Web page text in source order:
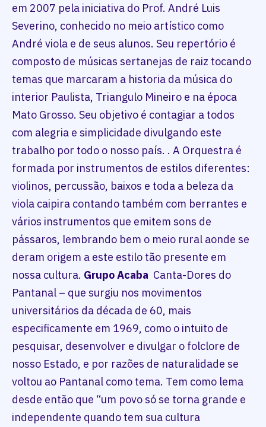
em 2007 pela iniciativa do Prof. André Luis
Severino, conhecido no meio artístico como
André viola e de seus alunos. Seu repertório é
composto de músicas sertanejas de raiz tocando
temas que marcaram a historia da música do
interior Paulista, Triangulo Mineiro e na época
Mato Grosso. Seu objetivo é contagiar a todos
com alegria e simplicidade divulgando este
trabalho por todo o nosso país. . A Orquestra é
formada por instrumentos de estilos diferentes:
violinos, percussão, baixos e toda a beleza da
viola caipira contando também com berrantes e
vários instrumentos que emitem sons de
pássaros, lembrando bem o meio rural aonde se
deram origem a este estilo tão presente em
nossa cultura. Grupo Acaba Canta-Dores do
Pantanal – que surgiu nos movimentos
universitários da década de 60, mais
especificamente em 1969, como o intuito de
pesquisar, desenvolver e divulgar o folclore de
nosso Estado, e por razões de naturalidade se
voltou ao Pantanal como tema. Tem como lema
desde então que “um povo só se torna grande e
independente quando tem sua cultura